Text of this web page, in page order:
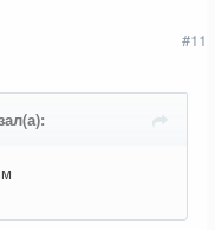
#11